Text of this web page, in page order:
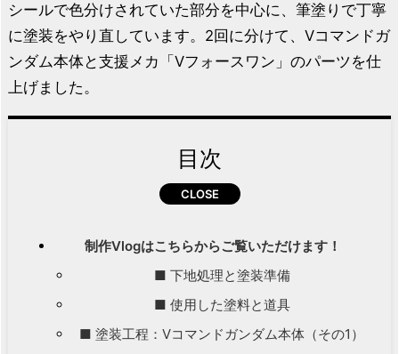
シールで色分けされていた部分を中心に、筆塗りで丁寧
に塗装をやり直しています。2回に分けて、Vコマンドガ
ンダム本体と支援メカ「Vフォースワン」のパーツを仕
上げました。
目次
制作Vlogはこちらからご覧いただけます！
■ 下地処理と塗装準備
■ 使用した塗料と道具
■ 塗装工程：Vコマンドガンダム本体（その1）